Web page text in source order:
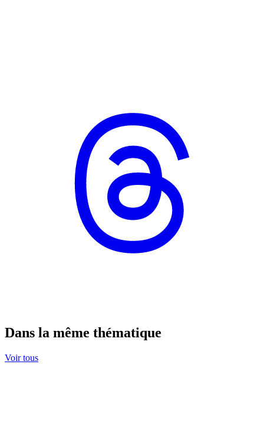
Dans la même thématique
Voir tous